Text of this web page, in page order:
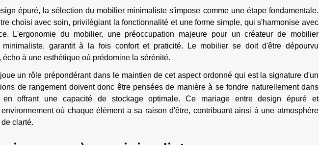
épuré, la sélection du mobilier minimaliste s'impose comme une étape fondamentale.
choisi avec soin, privilégiant la fonctionnalité et une forme simple, qui s'harmonise avec
L'ergonomie du mobilier, une préoccupation majeure pour un créateur de mobilier
garantit à la fois confort et praticité. Le mobilier se doit d'être dépourvu
à une esthétique où prédomine la sérénité.
un rôle prépondérant dans le maintien de cet aspect ordonné qui est la signature d'un
de rangement doivent donc être pensées de manière à se fondre naturellement dans
en offrant une capacité de stockage optimale. Ce mariage entre design épuré et
où chaque élément a sa raison d'être, contribuant ainsi à une atmosphère
clarté.